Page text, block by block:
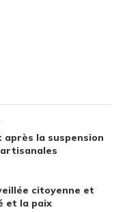
après la suspension
citoyenne et
et la paix